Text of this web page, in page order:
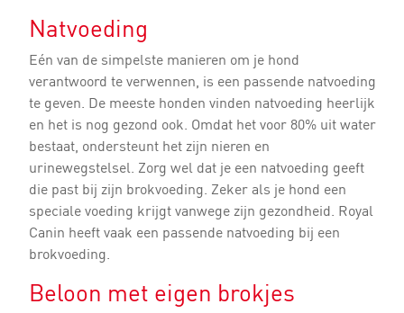
Natvoeding
Eén van de simpelste manieren om je hond
verantwoord te verwennen, is een passende natvoeding
te geven. De meeste honden vinden natvoeding heerlijk
en het is nog gezond ook. Omdat het voor 80% uit water
bestaat, ondersteunt het zijn nieren en
urinewegstelsel. Zorg wel dat je een natvoeding geeft
die past bij zijn brokvoeding. Zeker als je hond een
speciale voeding krijgt vanwege zijn gezondheid. Royal
Canin heeft vaak een passende natvoeding bij een
brokvoeding.
Beloon met eigen brokjes